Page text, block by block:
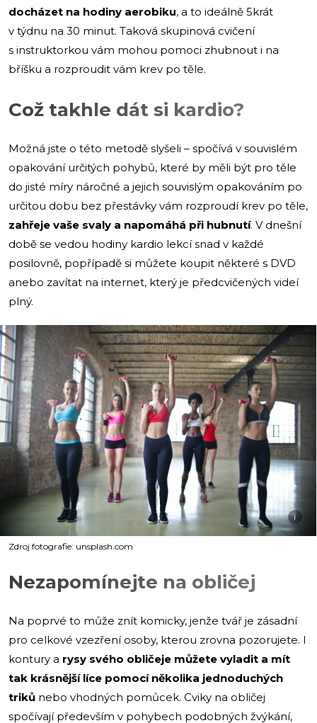
docházet na hodiny aerobiku, a to ideálně 5krát
v týdnu na 30 minut. Taková skupinová cvičení
s instruktorkou vám mohou pomoci zhubnout i na
bříšku a rozproudit vám krev po těle.
Což takhle dát si kardio?
Možná jste o této metodě slyšeli – spočívá v souvislém
opakování určitých pohybů, které by měli být pro těle
do jisté míry náročné a jejich souvislým opakováním po
určitou dobu bez přestávky vám rozproudí krev po těle,
zahřeje vaše svaly a napomáhá při hubnutí. V dnešní
době se vedou hodiny kardio lekcí snad v každé
posilovně, popřípadě si můžete koupit některé s DVD
anebo zavítat na internet, který je předcvičených videí
plný.
i
Zdroj fotografie: unsplash.com
Nezapomínejte na obličej
Na poprvé to může znít komicky, jenže tvář je zásadní
pro celkové vzezření osoby, kterou zrovna pozorujete. I
kontury a rysy svého obličeje můžete vyladit a mít
tak krásnější líce pomocí několika jednoduchých
triků nebo vhodných pomůcek. Cviky na obličej
spočívají především v pohybech podobných žvýkání,